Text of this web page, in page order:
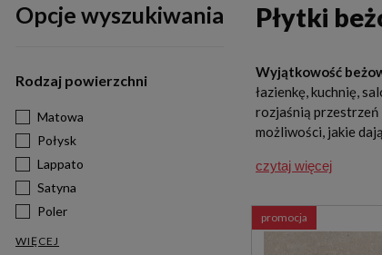
Opcje wyszukiwania
Rodzaj powierzchni
Matowa
Połysk
Lappato
Satyna
Poler
WIĘCEJ
Płytki
Wyjątkowość
łazienkę, kuchnię,
rozjaśnią przestrzeń
możliwości, jakie
czytaj więcej
promocja